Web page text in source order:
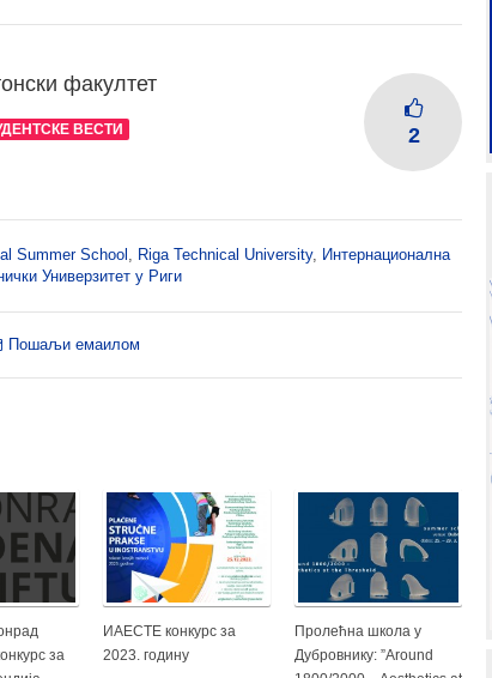
факултет
ВЕСТИ 2
Summer School Riga Technical University, Интернационална
Универзитет у Риги
Пошаљи емаилом
за
ИАЕСТЕ конкурс за
2023. годину
Пролећна школа у
Дубровнику: ”Around